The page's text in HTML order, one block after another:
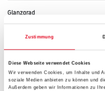
Zustimmung
Diese Webseite verwendet Cookies
Wir verwenden Cookies, um Inhalte und
soziale Medien anbieten zu können und
Außerdem geben wir Informationen zu
Glanzgrad
Gebinde